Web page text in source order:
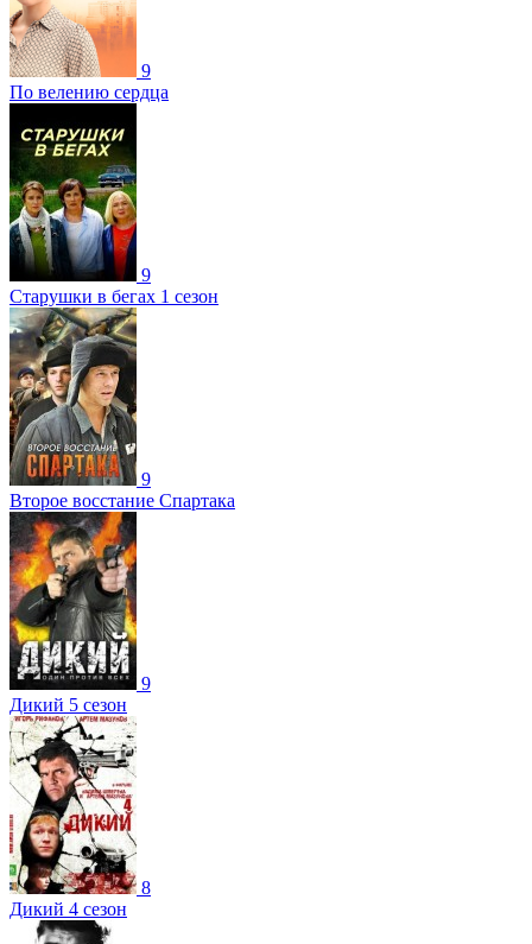
9
По велению сердца
9
Старушки в бегах 1 сезон
9
Второе восстание Спартака
9
Дикий 5 сезон
8
Дикий 4 сезон